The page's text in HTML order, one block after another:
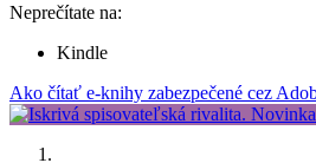
Neprečítate na:
Kindle
Ako čítať e-knihy zabezpečené cez